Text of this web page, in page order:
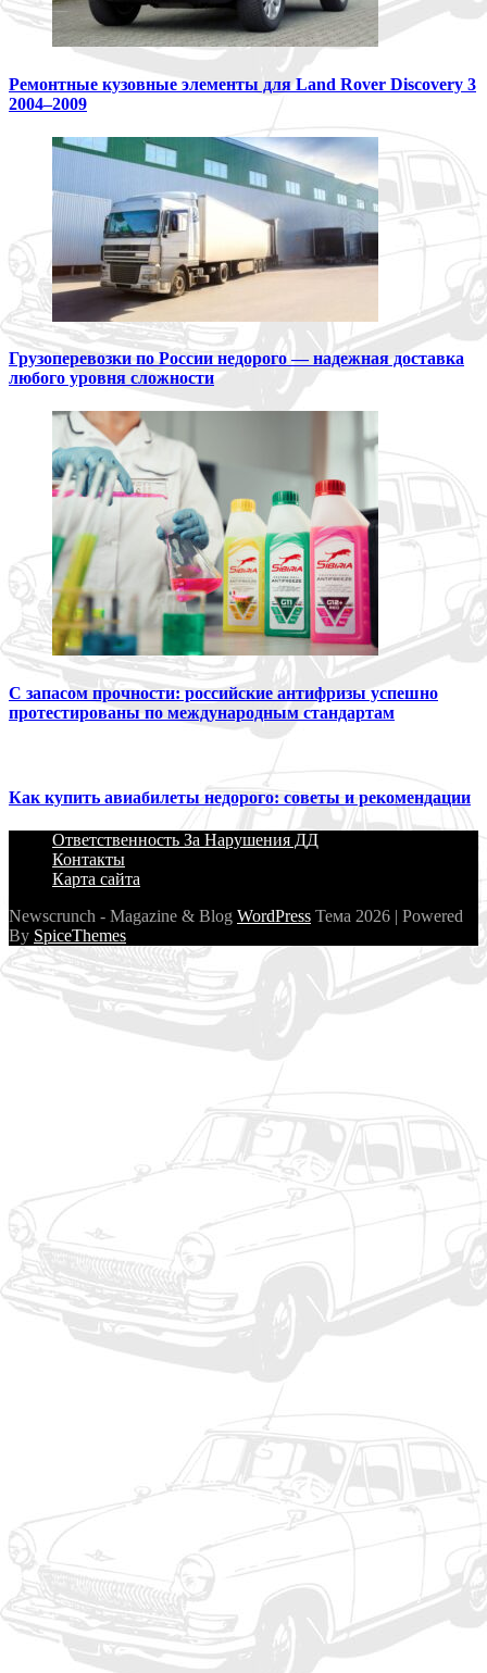
Ремонтные кузовные элементы для Land Rover Discovery 3
2004–2009
Грузоперевозки по России недорого — надежная доставка
любого уровня сложности
С запасом прочности: российские антифризы успешно
протестированы по международным стандартам
Как купить авиабилеты недорого: советы и рекомендации
Ответственность За Нарушения ДД
Контакты
Карта сайта
Newscrunch - Magazine & Blog WordPress Тема 2026 | Powered
By SpiceThemes